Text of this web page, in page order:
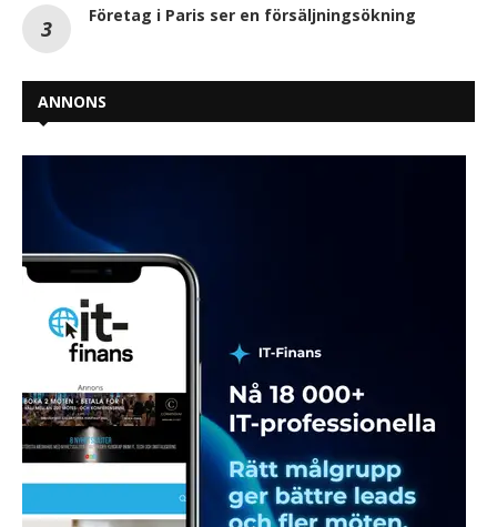
Företag i Paris ser en försäljningsökning
ANNONS